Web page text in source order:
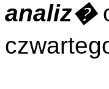
analiz�